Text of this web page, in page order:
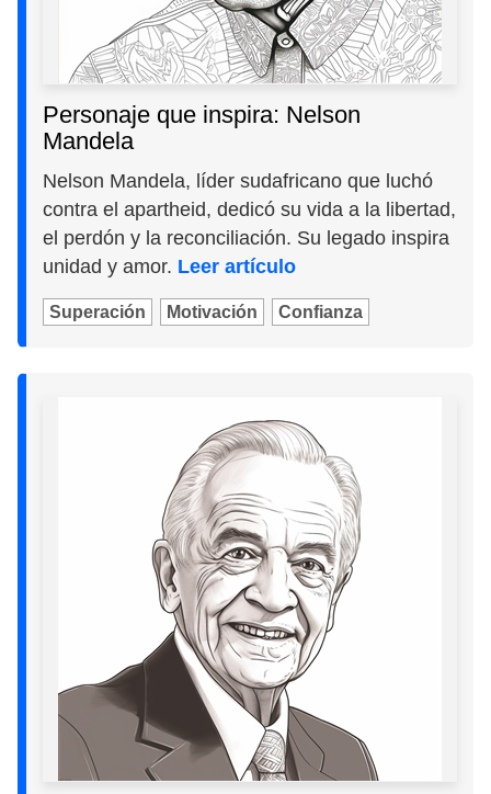
Personaje que inspira: Nelson
Mandela
Nelson Mandela, líder sudafricano que luchó
contra el apartheid, dedicó su vida a la libertad,
el perdón y la reconciliación. Su legado inspira
unidad y amor. Leer artículo
Superación Motivación Confianza